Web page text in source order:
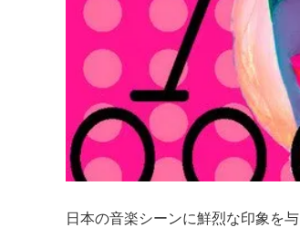
日本の音楽シーンに鮮烈な印象を